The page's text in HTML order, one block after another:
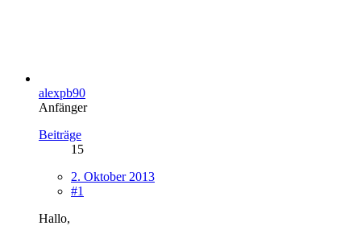
alexpb90
Anfänger
Beiträge
15
2. Oktober 2013
#1
Hallo,